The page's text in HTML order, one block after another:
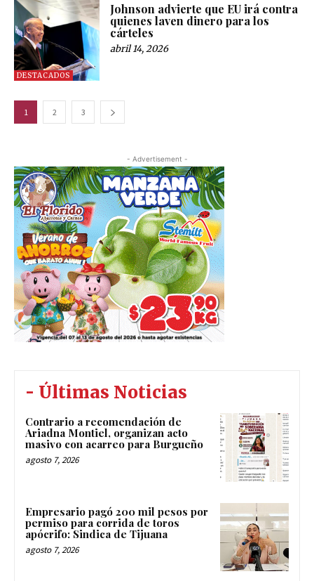
DESTACADOS
Johnson advierte que EU irá contra
quienes laven dinero para los
cárteles
abril 14, 2026
1 2 3
- Advertisement -
- Últimas Noticias
Contrario a recomendación de
Ariadna Montiel, organizan acto
masivo con acarreo para Burgueño
agosto 7, 2026
Empresario pagó 200 mil pesos por
permiso para corrida de toros
apócrifo: Sindica de Tijuana
agosto 7, 2026